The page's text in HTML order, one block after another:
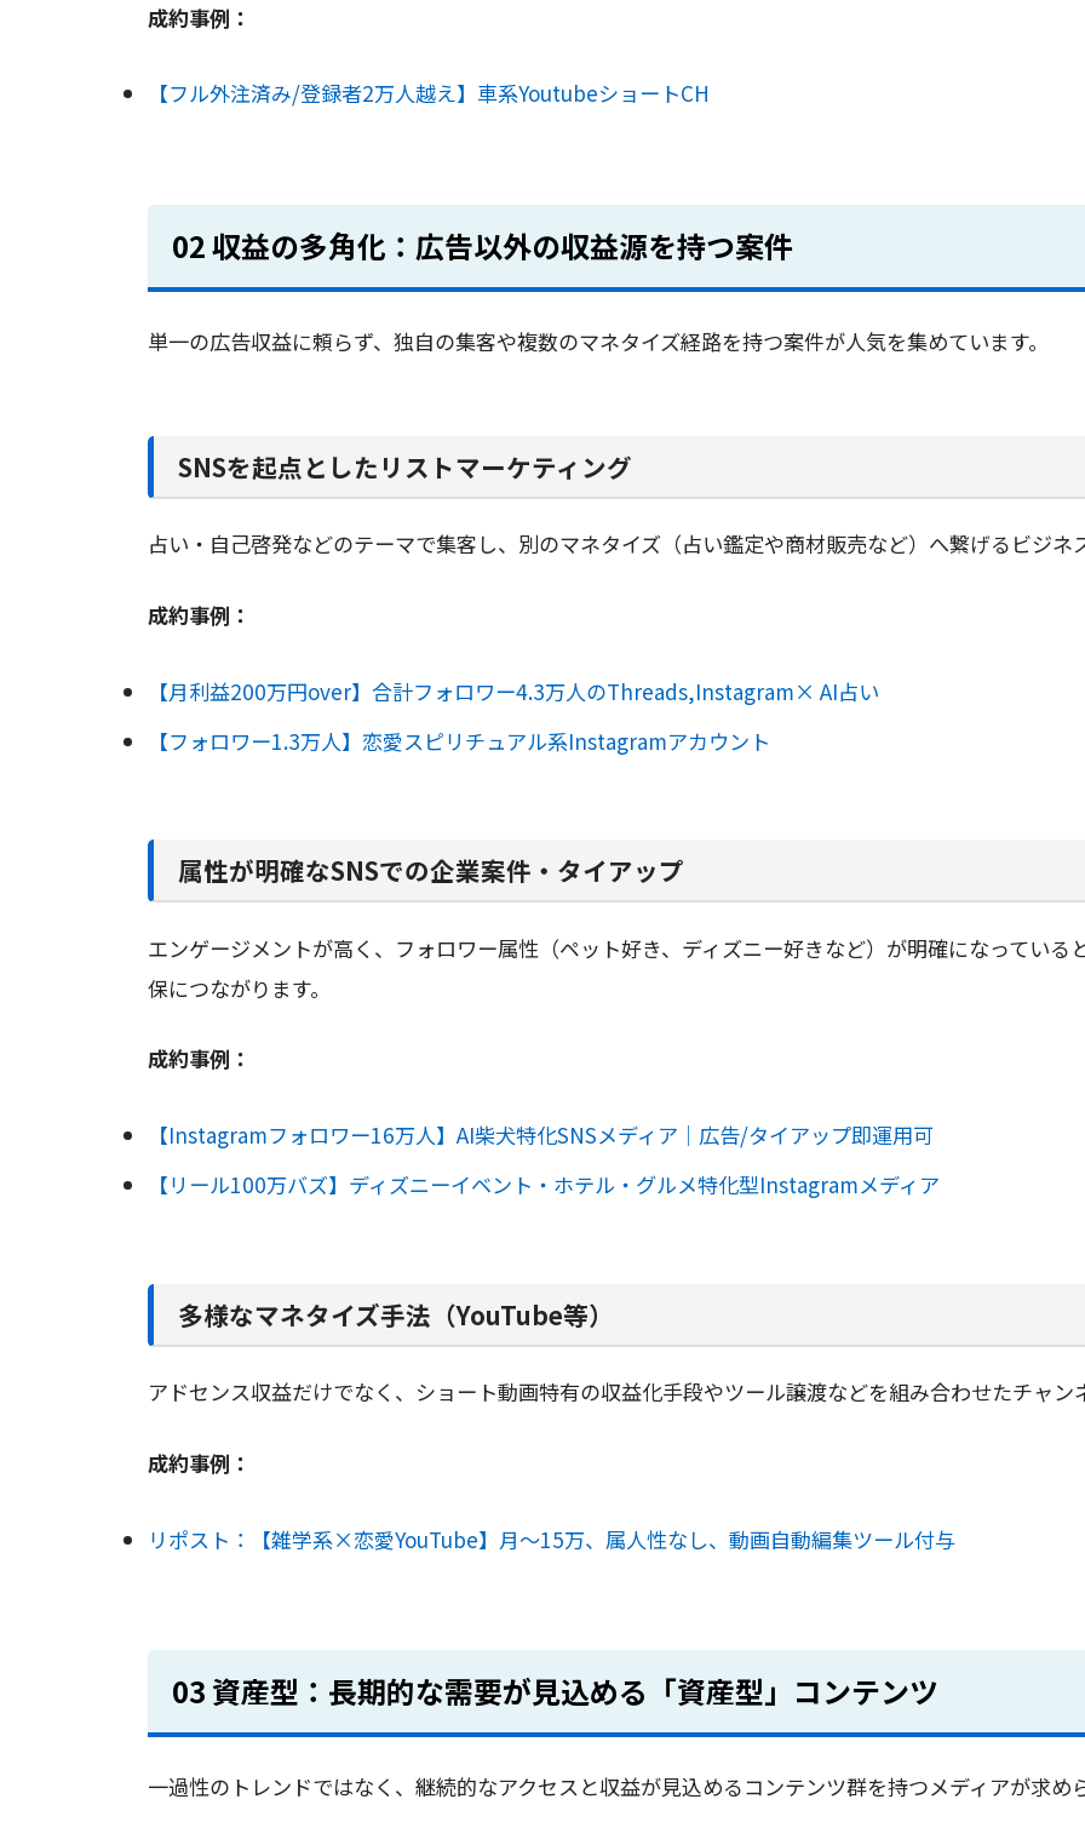
成約事例：
【フル外注済み/登録者2万人越え】車系YoutubeショートCH
02 収益の多角化：広告以外の収益源を持つ案件
単一の広告収益に頼らず、独自の集客や複数のマネタイズ経路を持つ案件が人気を集めています。
SNSを起点としたリストマーケティング
占い・自己啓発などのテーマで集客し、別のマネタイズ（占い鑑定や商材販売など）へ繋げるビジネ
成約事例：
【月利益200万円over】合計フォロワー4.3万人のThreads,Instagram× AI占い
【フォロワー1.3万人】恋愛スピリチュアル系Instagramアカウント
属性が明確なSNSでの企業案件・タイアップ
エンゲージメントが高く、フォロワー属性（ペット好き、ディズニー好きなど）が明確になっている
保につながります。
成約事例：
【Instagramフォロワー16万人】AI柴犬特化SNSメディア｜広告/タイアップ即運用可
【リール100万バズ】ディズニーイベント・ホテル・グルメ特化型Instagramメディア
多様なマネタイズ手法（YouTube等）
アドセンス収益だけでなく、ショート動画特有の収益化手段やツール譲渡などを組み合わせたチャン
成約事例：
リポスト：【雑学系×恋愛YouTube】月〜15万、属人性なし、動画自動編集ツール付与
03 資産型：長期的な需要が見込める「資産型」コンテンツ
一過性のトレンドではなく、継続的なアクセスと収益が見込めるコンテンツ群を持つメディアが求め